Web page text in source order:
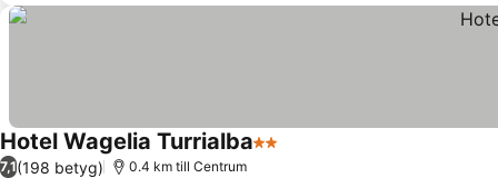
Hotel Wagelia Turrialba2 Stjärnor
7,1(198 betyg) 0.4 km till Centrum